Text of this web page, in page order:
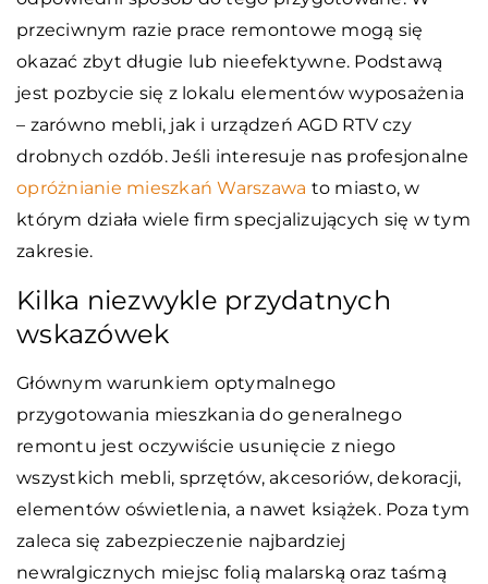
przeciwnym razie prace remontowe mogą się
okazać zbyt długie lub nieefektywne. Podstawą
jest pozbycie się z lokalu elementów wyposażenia
– zarówno mebli, jak i urządzeń AGD RTV czy
drobnych ozdób. Jeśli interesuje nas profesjonalne
opróżnianie mieszkań Warszawa to miasto, w
którym działa wiele firm specjalizujących się w tym
zakresie.
Kilka niezwykle przydatnych
wskazówek
Głównym warunkiem optymalnego
przygotowania mieszkania do generalnego
remontu jest oczywiście usunięcie z niego
wszystkich mebli, sprzętów, akcesoriów, dekoracji,
elementów oświetlenia, a nawet książek. Poza tym
zaleca się zabezpieczenie najbardziej
newralgicznych miejsc folią malarską oraz taśmą